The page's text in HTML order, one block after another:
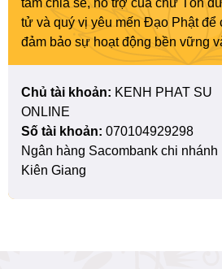
tử và quý vị yêu mến Đạo Phật
đảm bảo sự hoạt động bền vững
Chủ tài khoản: KENH PHAT SU
ONLINE
Số tài khoản: 070104929298
Ngân hàng Sacombank chi nhánh
Kiên Giang